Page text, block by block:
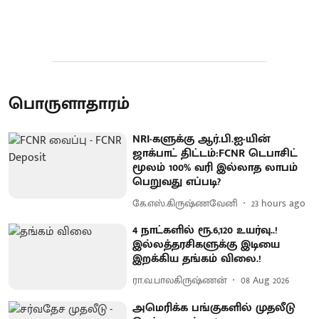
பொருளாதாரம்
NRI-களுக்கு ஆர்.பி.ஐ-யின்
ஜாக்பாட் திட்டம்:FCNR டெபாசிட்
மூலம் 100% வரி இல்லாத லாபம்
பெறுவது எப்படி?
கே.எஸ்.கிருஷ்ணவேனி 23 hours ago
4 நாட்களில் ரூ.6,120 உயர்வு..!
இல்லத்தரசிகளுக்கு இடியை
இறக்கிய தங்கம் விலை.!
ரா.வ.பாலகிருஷ்ணன் 08 Aug 2026
அமெரிக்க பங்குகளில் முதலீடு